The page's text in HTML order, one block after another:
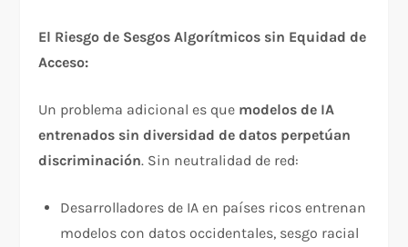
El Riesgo de Sesgos Algorítmicos sin Equidad de
Acceso:
Un problema adicional es que modelos de IA
entrenados sin diversidad de datos perpetúan
discriminación. Sin neutralidad de red:​
Desarrolladores de IA en países ricos entrenan
modelos con datos occidentales, sesgo racial